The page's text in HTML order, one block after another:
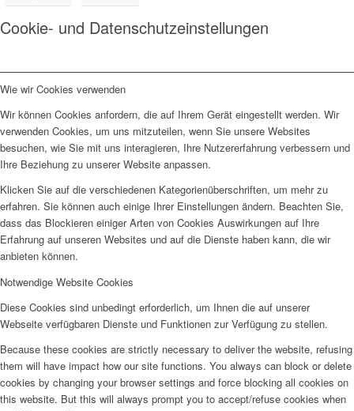
Cookie- und Datenschutzeinstellungen
Wie wir Cookies verwenden
Wir können Cookies anfordern, die auf Ihrem Gerät eingestellt werden. Wir
verwenden Cookies, um uns mitzuteilen, wenn Sie unsere Websites
besuchen, wie Sie mit uns interagieren, Ihre Nutzererfahrung verbessern und
Ihre Beziehung zu unserer Website anpassen.
Klicken Sie auf die verschiedenen Kategorienüberschriften, um mehr zu
erfahren. Sie können auch einige Ihrer Einstellungen ändern. Beachten Sie,
dass das Blockieren einiger Arten von Cookies Auswirkungen auf Ihre
Erfahrung auf unseren Websites und auf die Dienste haben kann, die wir
anbieten können.
Notwendige Website Cookies
Diese Cookies sind unbedingt erforderlich, um Ihnen die auf unserer
Webseite verfügbaren Dienste und Funktionen zur Verfügung zu stellen.
Because these cookies are strictly necessary to deliver the website, refusing
them will have impact how our site functions. You always can block or delete
cookies by changing your browser settings and force blocking all cookies on
this website. But this will always prompt you to accept/refuse cookies when